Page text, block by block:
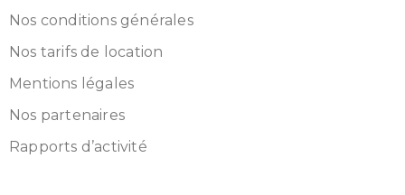
Nos conditions générales
Nos tarifs de location
Mentions légales
Nos partenaires
Rapports d’activité